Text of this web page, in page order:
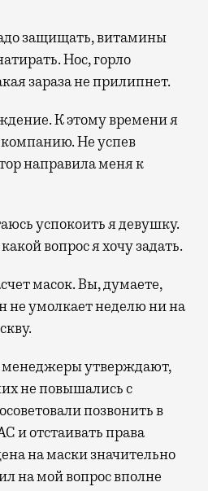
защищать, витамины
Нос, горло
зараза не прилипнет.
К этому времени я
компанию. Не успев
направила меня к
успокоить я девушку.
вопрос я хочу задать.
масок. Вы, думаете,
не умолкает неделю ни на
утверждают,
не повышались с
позвонить в
и отстаивать права
на маски значительно
на мой вопрос вполне